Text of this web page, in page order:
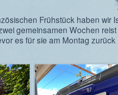
Frühstück haben wir
gemeinsamen Wochen
es für sie am Montag